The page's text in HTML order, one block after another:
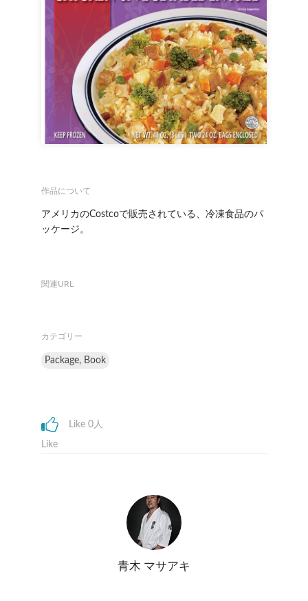
作品について
アメリカのCostcoで販売されている、冷凍食品のパ
ッケージ。
関連URL
カテゴリー
Package, Book
Like
Like 0人
青木 マサアキ